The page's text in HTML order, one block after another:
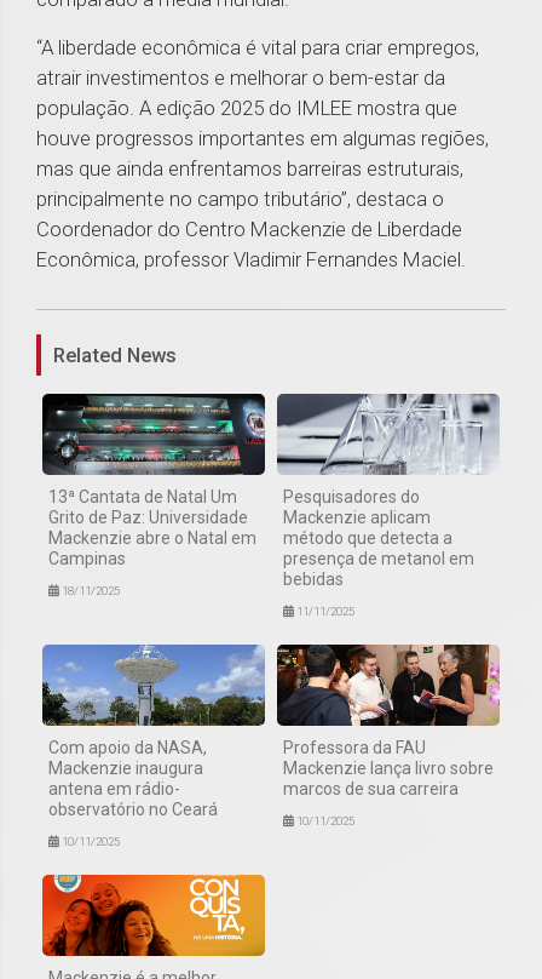
“A liberdade econômica é vital para criar empregos,
atrair investimentos e melhorar o bem-estar da
população. A edição 2025 do IMLEE mostra que
houve progressos importantes em algumas regiões,
mas que ainda enfrentamos barreiras estruturais,
principalmente no campo tributário”, destaca o
Coordenador do Centro Mackenzie de Liberdade
Econômica, professor Vladimir Fernandes Maciel.
1
Related News
13ª Cantata de Natal Um
Grito de Paz: Universidade
Mackenzie abre o Natal em
Campinas
18/11/2025
Pesquisadores do
Mackenzie aplicam
método que detecta a
presença de metanol em
bebidas
11/11/2025
Com apoio da NASA,
Mackenzie inaugura
antena em rádio-
observatório no Ceará
10/11/2025
Professora da FAU
Mackenzie lança livro sobre
marcos de sua carreira
10/11/2025